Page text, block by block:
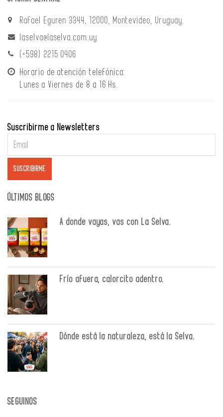
Rafael Eguren 3344, 12000, Montevideo, Uruguay.
laselva@laselva.com.uy
(+598) 2215 0406
Horario de atención telefónica:
Lunes a Viernes de 8 a 16 Hs.
Suscribirme a Newsletters
ÚLTIMOS BLOGS
A donde vayas, vas con La Selva.
Frío afuera, calorcito adentro.
Dónde está la naturaleza, está la Selva.
SEGUINOS